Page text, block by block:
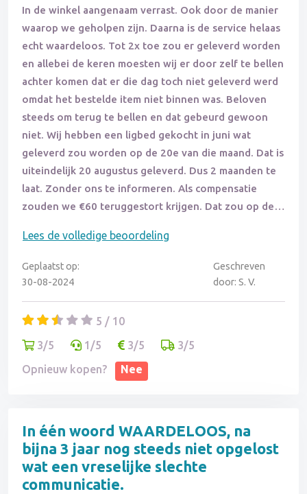
maar ze blijven aandringen op betaling.
Dit is een uiterst onprofessioneel bedrijf met
onvriendelijk en onwetend personeel. Er is geen
aanspreekpunt, geen klachtenafdeling—zoiets heb ik
nog nooit meegemaakt. Niemand is in staat om je
normaal te woord te staan. Ik gun geen enkele klant
de ellendige ervaring die ik nog steeds doormaak
In de winkel aangenaam verrast. Ook door de manier
waarop we geholpen zijn. Daarna is de service helaas
echt waardeloos. Tot 2x toe zou er geleverd worden
en allebei de keren moesten wij er door zelf te bellen
achter komen dat er die dag toch niet geleverd werd
omdat het bestelde item niet binnen was. Beloven
steeds om terug te bellen en dat gebeurd gewoon
niet. Wij hebben een ligbed gekocht in juni wat
geleverd zou worden op de 20e van die maand. Dat is
uiteindelijk 20 augustus geleverd. Dus 2 maanden te
laat. Zonder ons te informeren. Als compensatie
zouden we €60 teruggestort krijgen. Dat zou op de
alle betalen in een keer verwerkt werd ons verteld.
Zoals ik al verwacht had stond het geld een dag later
nog niet op onze rekening. Ik heb telefonisch contact
bedrag volgende week donderdag overgemaakt. Ik
snap niet dat je met zo'n bedrijf op deze manier om
gaat met een klant die een klacht heeft!!
Dan wil ik ook nog even kwijt dat de levering tot aan
de voordeur is. Daarna moet je het zelf uitzoeken.
Lees de volledige beoordeling
Geplaatst op:
30-08-2024
Geschreven
door: S. V.
5 / 10
3/5
1/5 3/5
3/5
Opnieuw kopen?
Nee
In één woord WAARDELOOS, na
bijna 3 jaar nog steeds niet opgelost
wat een vreselijke slechte
communicatie.